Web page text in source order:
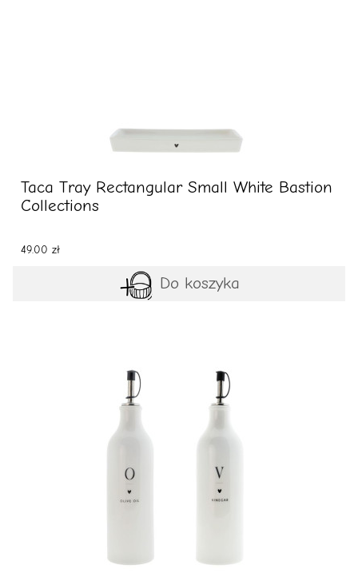
Taca Tray Rectangular Small White Bastion
Collections
49.00 zł
Do koszyka